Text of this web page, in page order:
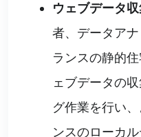
ウェブデータ
者、データア
ランスの静的
ェブデータの
グ作業を行い
ンスのローカ